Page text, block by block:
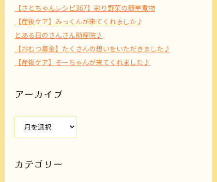
【さとちゃんレシピ367】彩り野菜の簡単煮物
【産後ケア】みっくんが来てくれました♪
とある日のさんさん助産院♪
【おむつ募金】たくさんの想いをいただきました♪
【産後ケア】そーちゃんが来てくれました♪
アーカイブ
ブ
カテゴリー